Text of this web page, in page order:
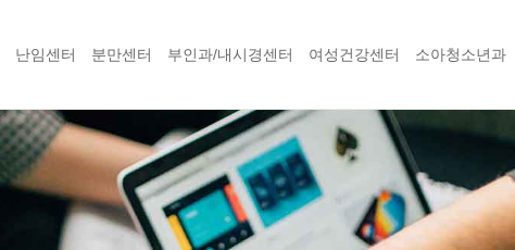
난임센터 분만센터 부인과/내시경센터 여성건강센터 소아청소년과